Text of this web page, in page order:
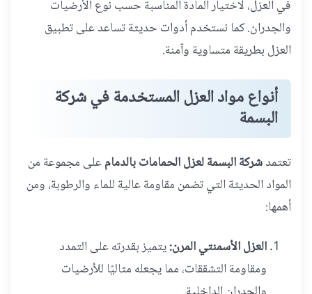
في العزل، لاختيار المادة المناسبة حسب نوع الأرضيات
والجدران. كما نستخدم أدوات حديثة تساعد على تطبيق
العزل بطريقة متساوية وآمنة.
أنواع مواد العزل المستخدمة في شركة
البسمة
تعتمدشركة البسمة لعزل الحمامات بالدمامعلى مجموعة من
المواد الحديثة التي تضمن مقاومة عالية للماء والرطوبة، ومن
أهمها:
العزل الأسمنتي المرن:يتميز بقدرته على التمدد
ومقاومة التشققات، مما يجعله مثاليًا للأرضيات